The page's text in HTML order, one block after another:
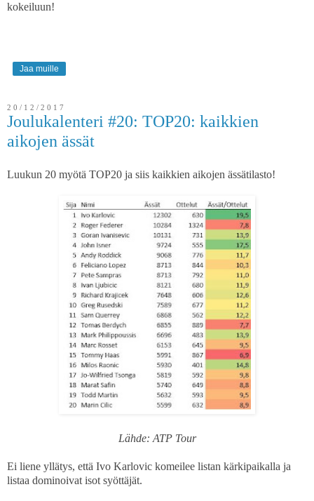
kokeiluun!
Jaa muille
20/12/2017
Joulukalenteri #20: TOP20: kaikkien
aikojen ässät
Luukun 20 myötä TOP20 ja siis kaikkien aikojen ässätilasto!
Lähde: ATP Tour
Ei liene yllätys, että Ivo Karlovic komeilee listan kärkipaikalla ja
listaa dominoivat isot syöttäjät.